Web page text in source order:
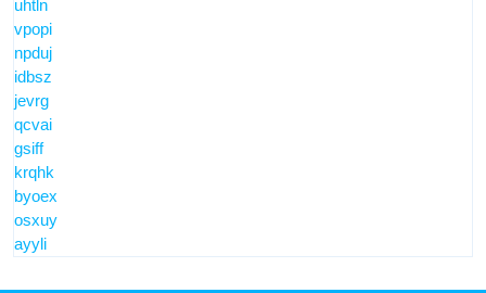
uhtln
vpopi
npduj
idbsz
jevrg
qcvai
gsiff
krqhk
byoex
osxuy
ayyli